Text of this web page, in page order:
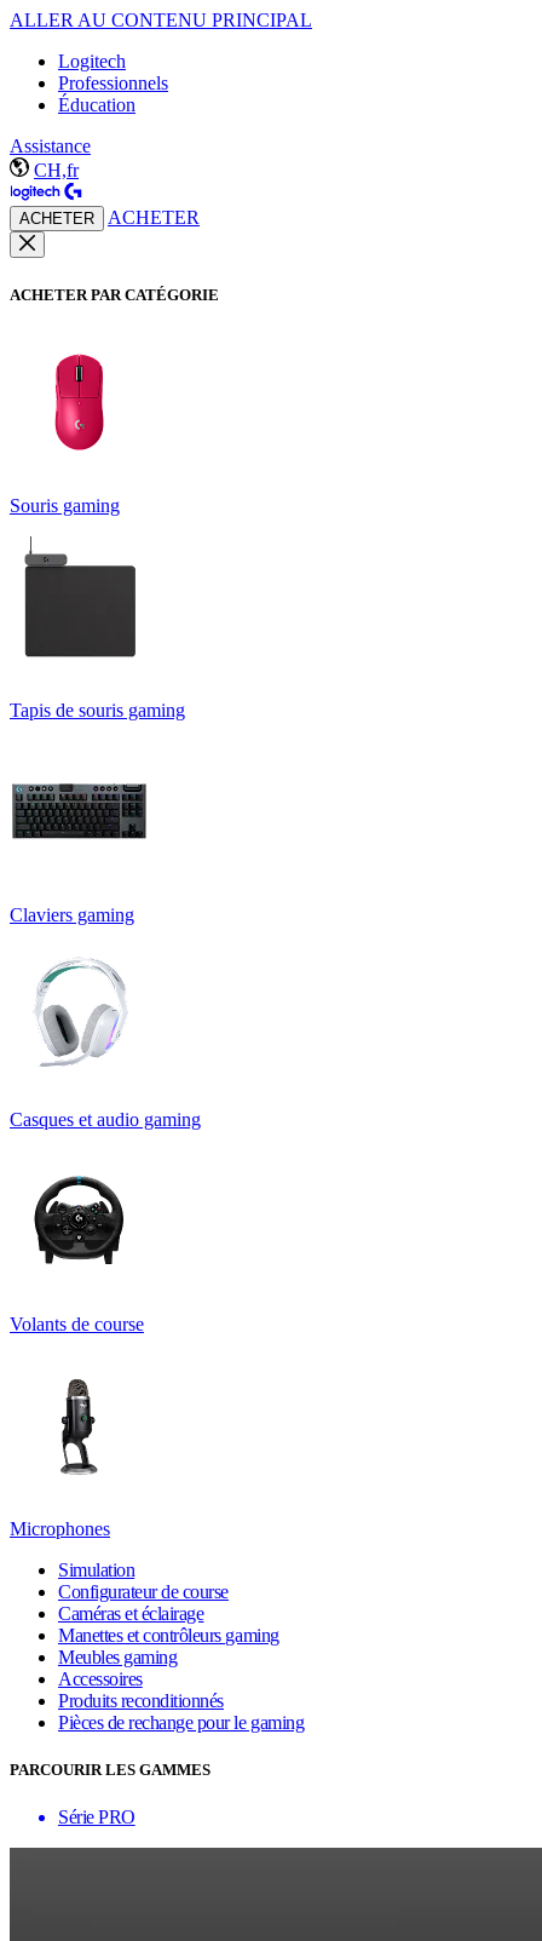
ALLER AU CONTENU PRINCIPAL
Logitech
Professionnels
Éducation
Assistance
CH,fr
ACHETER ACHETER
ACHETER PAR CATÉGORIE
Souris gaming
Tapis de souris gaming
Claviers gaming
Casques et audio gaming
Volants de course
Microphones
Simulation
Configurateur de course
Caméras et éclairage
Manettes et contrôleurs gaming
Meubles gaming
Accessoires
Produits reconditionnés
Pièces de rechange pour le gaming
PARCOURIR LES GAMMES
Série PRO